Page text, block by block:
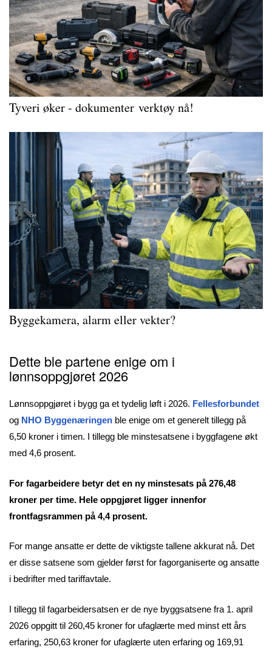
Tyveri øker - dokumenter verktøy nå!
Byggekamera, alarm eller vekter?
Dette ble partene enige om i
lønnsoppgjøret 2026
Lønnsoppgjøret i bygg ga et tydelig løft i 2026. Fellesforbundet
og NHO Byggenæringen ble enige om et generelt tillegg på
6,50 kroner i timen. I tillegg ble minstesatsene i byggfagene økt
med 4,6 prosent.
For fagarbeidere betyr det en ny minstesats på 276,48
kroner per time. Hele oppgjøret ligger innenfor
frontfagsrammen på 4,4 prosent.
For mange ansatte er dette de viktigste tallene akkurat nå. Det
er disse satsene som gjelder først for fagorganiserte og ansatte
i bedrifter med tariffavtale.
I tillegg til fagarbeidersatsen er de nye byggsatsene fra 1. april
2026 oppgitt til 260,45 kroner for ufaglærte med minst ett års
erfaring, 250,63 kroner for ufaglærte uten erfaring og 169,91